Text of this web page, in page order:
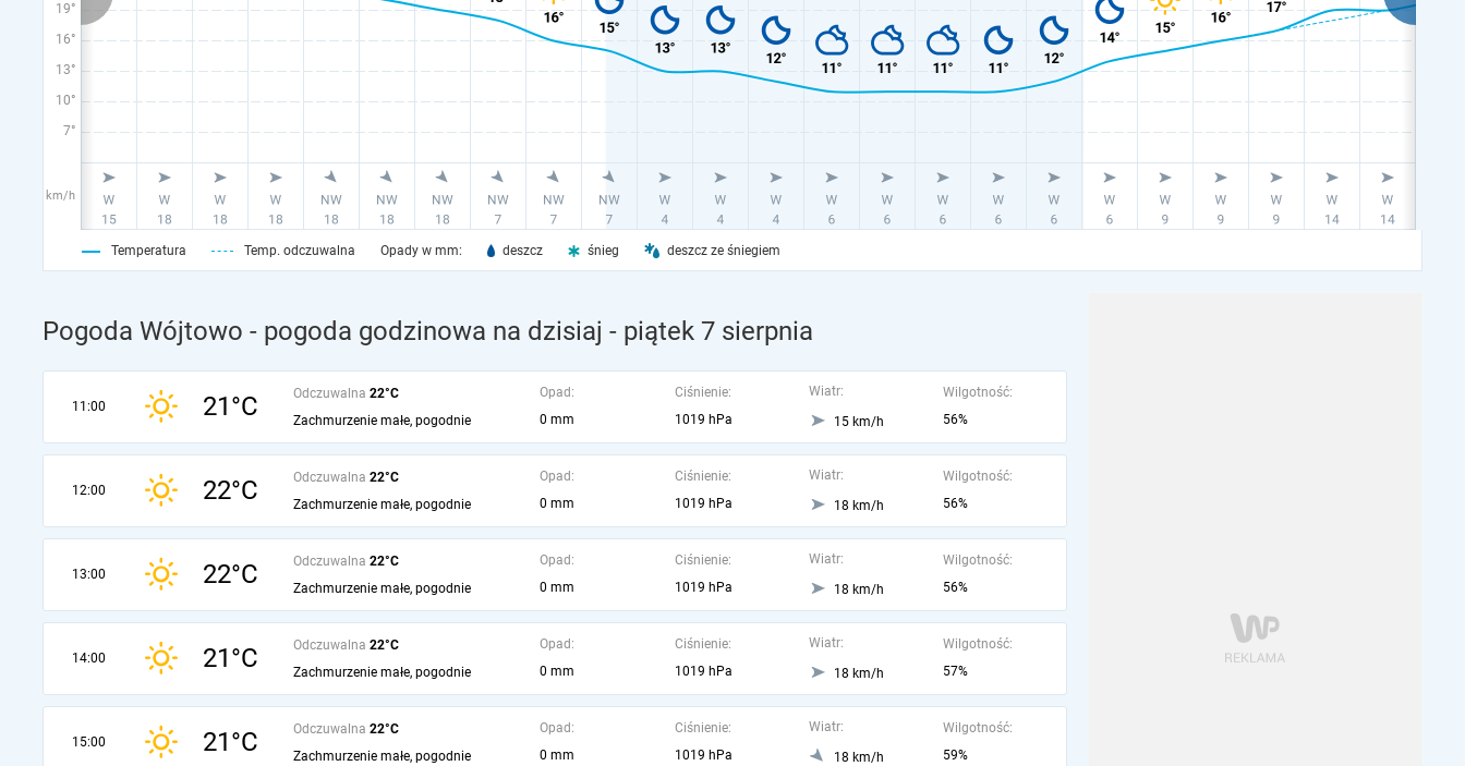
19°
16°
13°
10°
7°
km/h
Temperatura Temp. odczuwalna Opady w mm: deszcz śnieg deszcz ze śniegiem
Pogoda Wójtowo - pogoda godzinowa na dzisiaj - piątek 7 sierpnia
11:00 21°C Odczuwalna 22°C
Zachmurzenie małe, pogodnie
Opad:
0 mm
Ciśnienie:
1019 hPa
Wiatr:
15 km/h
Wilgotność:
56%
12:00 22°C Odczuwalna 22°C
Zachmurzenie małe, pogodnie
Opad:
0 mm
Ciśnienie:
1019 hPa
Wiatr:
18 km/h
Wilgotność:
56%
13:00 22°C Odczuwalna 22°C
Zachmurzenie małe, pogodnie
Opad:
0 mm
Ciśnienie:
1019 hPa
Wiatr:
18 km/h
Wilgotność:
56%
14:00 21°C Odczuwalna 22°C
Zachmurzenie małe, pogodnie
Opad:
0 mm
Ciśnienie:
1019 hPa
Wiatr:
18 km/h
Wilgotność:
57%
15:00 21°C Odczuwalna 22°C
Zachmurzenie małe, pogodnie
Opad:
0 mm
Ciśnienie:
1019 hPa
Wiatr:
18 km/h
Wilgotność:
59%